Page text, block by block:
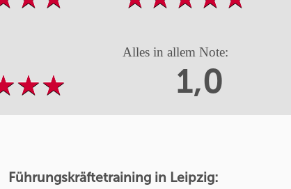
Alles in allem Note:
1,0
Führungskräftetraining in Leipzig: